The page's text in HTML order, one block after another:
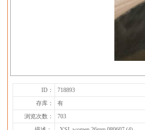
ID： 718893
存库：
有
浏览次数：
703